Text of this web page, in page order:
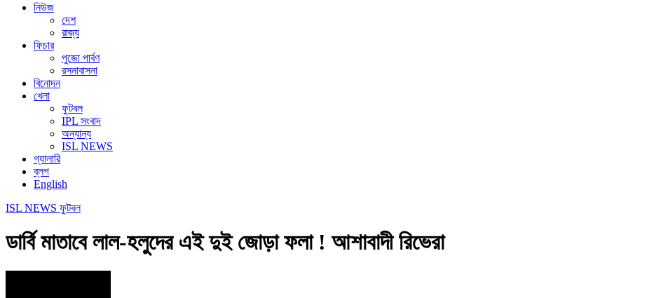
নিউজ
দেশ
রাজ্য
ফিচার
পুজো পার্বণ
রসনাবাসনা
বিনোদন
খেলা
ফুটবল
IPL সংবাদ
অন্যান্য
ISL NEWS
গ্যালারি
ব্লগ
English
ISL NEWS ফুটবল
ডার্বি মাতাবে লাল-হলুদের এই দুই জোড়া ফলা ! আশাবাদী রিভেরা